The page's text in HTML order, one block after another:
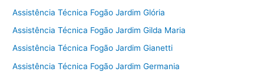
Assistência Técnica Fogão Jardim Glória
Assistência Técnica Fogão Jardim Gilda Maria
Assistência Técnica Fogão Jardim Gianetti
Assistência Técnica Fogão Jardim Germania